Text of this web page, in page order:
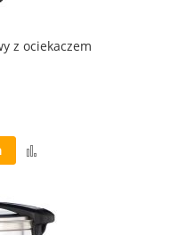
z ociekaczem